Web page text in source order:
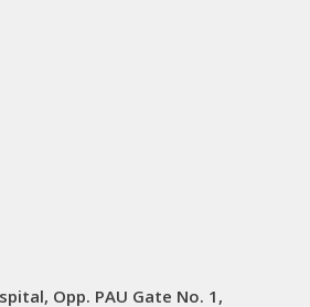
Opp. PAU Gate No. 1,